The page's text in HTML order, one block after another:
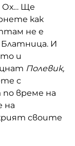
Ох… Ще
как
не е
И
и
Полевик,
с
време на
на
своите